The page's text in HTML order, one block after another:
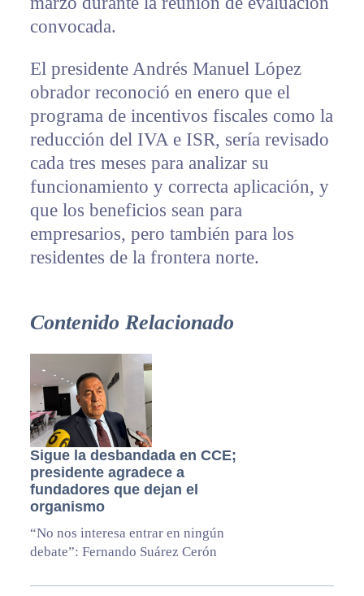
convocada.
El presidente Andrés Manuel López
obrador reconoció en enero que el
programa de incentivos fiscales como la
reducción del IVA e ISR, sería revisado
cada tres meses para analizar su
funcionamiento y correcta aplicación, y
que los beneficios sean para
empresarios, pero también para los
residentes de la frontera norte.
Contenido Relacionado
Sigue la desbandada en CCE;
presidente agradece a
fundadores que dejan el
organismo
“No nos interesa entrar en ningún
debate”: Fernando Suárez Cerón